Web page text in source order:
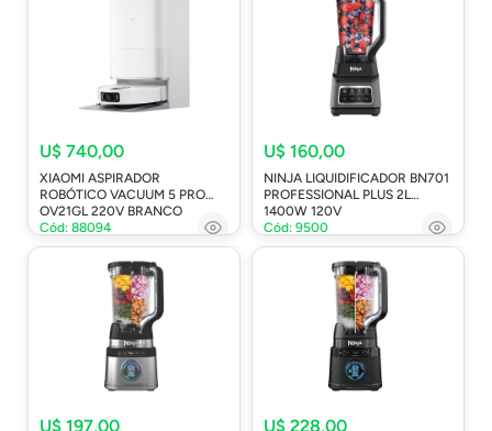
U$ 740,00
XIAOMI ASPIRADOR
ROBÓTICO VACUUM 5 PRO
OV21GL 220V BRANCO
Cód: 88094
U$ 160,00
NINJA LIQUIDIFICADOR BN701
PROFESSIONAL PLUS 2L
1400W 120V
Cód: 9500
U$ 197,00 U$ 228,00